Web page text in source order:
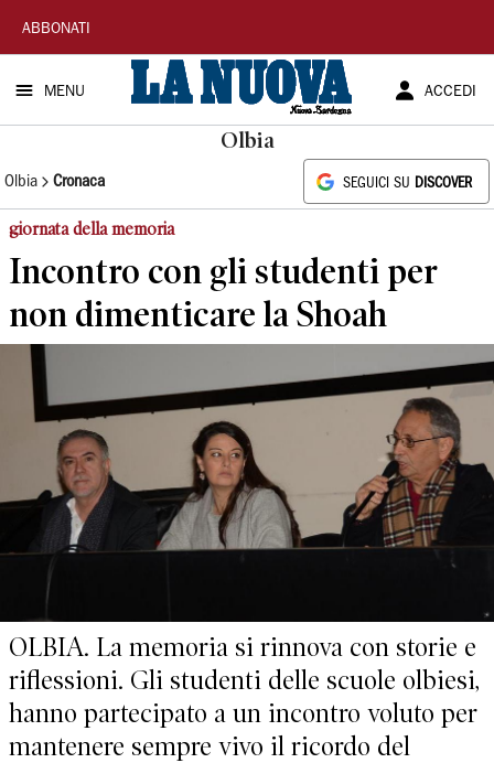
La
Nuova
Sardegna
ABBONATI
MENU ACCEDI
Olbia
Olbia Cronaca SEGUICI SU DISCOVER
giornata della memoria
Incontro con gli studenti per
non dimenticare la Shoah
OLBIA. La memoria si rinnova con storie e
riflessioni. Gli studenti delle scuole olbiesi,
hanno partecipato a un incontro voluto per
mantenere sempre vivo il ricordo del